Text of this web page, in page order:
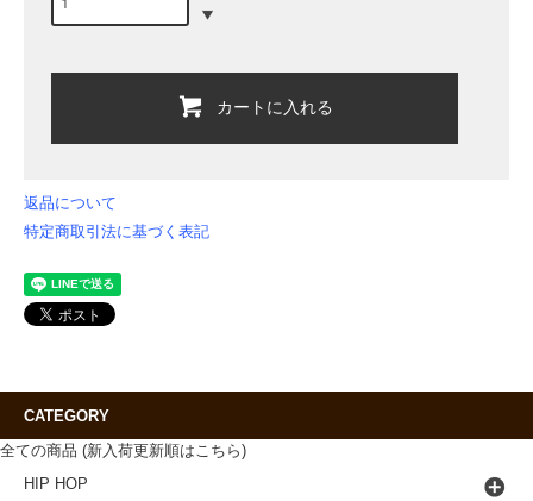
カートに入れる
返品について
特定商取引法に基づく表記
CATEGORY
全ての商品 (新入荷更新順はこちら)
HIP HOP